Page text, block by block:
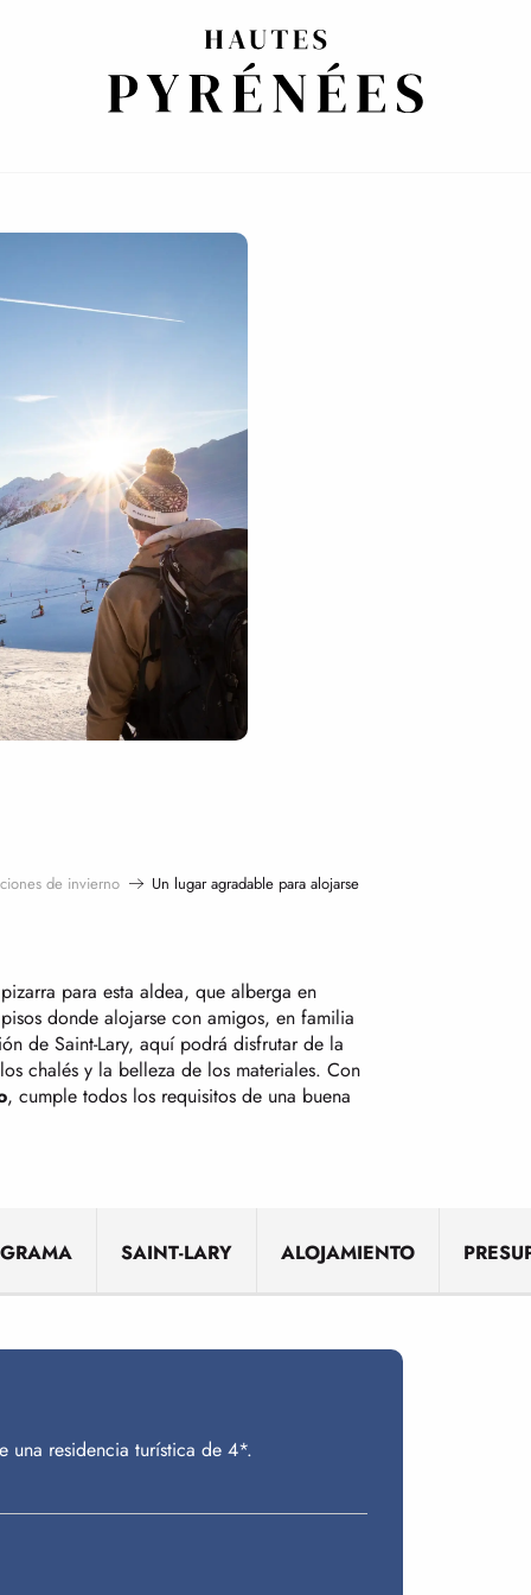
de invierno Un lugar agradable para alojarse
para esta aldea, que alberga en
donde alojarse con amigos, en familia
de Saint-Lary, aquí podrá disfrutar de la
chalés y la belleza de los materiales. Con
, cumple todos los requisitos de una buena
SAINT-LARY ALOJAMIENTO
una residencia turística de 4*.